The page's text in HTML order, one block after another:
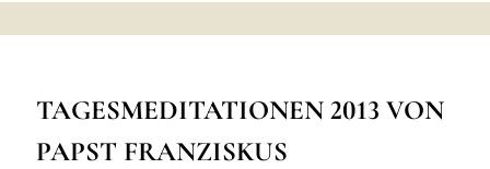
TAGESMEDITATIONEN 2013 VON
PAPST FRANZISKUS